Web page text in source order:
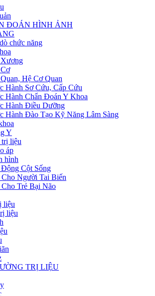
ĐOÁN HÌNH ẢNH
chức năng
Hệ Cơ Quan
Hành Sơ Cứu, Cấp Cứu
Hành Chẩn Đoán Y Khoa
Hành Điều Dưỡng
Hành Đào Tạo Kỹ Năng Lâm Sàng
Y
liệu
áp
hình
Cột Sống
Người Tai Biến
Trẻ Bại Não
liệu
liệu
TRỊ LIỆU